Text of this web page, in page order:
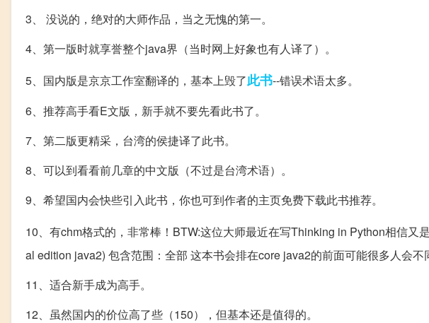
3、 没说的，绝对的大师作品，当之无愧的第一。
4、第一版时就享誉整个java界（当时网上好象也有人译了）。
5、国内版是京京工作室翻译的，基本上毁了此书--错误术语太多。
6、推荐高手看E文版，新手就不要先看此书了。
7、第二版更精采，台湾的侯捷译了此书。
8、可以到看看前几章的中文版（不过是台湾术语）。
9、希望国内会快些引入此书，你也可到作者的主页免费下载此书推荐。
10、有chm格式的，非常棒！BTW:这位大师最近在写Thinking in Python相信又是
al edition java2) 包含范围：全部 这本书会排在core java2的前面可能很多人会不
11、适合新手成为高手。
12、虽然国内的价位高了些（150），但基本还是值得的。